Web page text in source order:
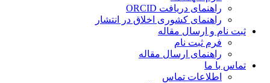
راهنمای دریافت ORCID
راهنمای کشوری اخلاق در انتشار
ثبت نام و ارسال مقاله
فرم ثبت نام
راهنمای ارسال مقاله
تماس با ما
اطلاعات تماس